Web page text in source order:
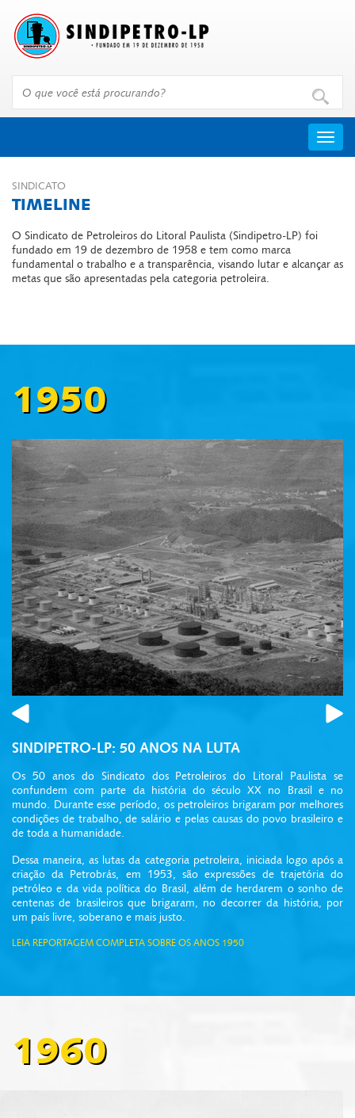
Menu
SINDICATO
TIMELINE
O Sindicato de Petroleiros do Litoral Paulista (Sindipetro-LP) foi
fundado em 19 de dezembro de 1958 e tem como marca
fundamental o trabalho e a transparência, visando lutar e alcançar as
metas que são apresentadas pela categoria petroleira.
1950
SINDIPETRO-LP: 50 ANOS NA LUTA
Os 50 anos do Sindicato dos Petroleiros do Litoral Paulista se
confundem com parte da história do século XX no Brasil e no
mundo. Durante esse período, os petroleiros brigaram por melhores
condições de trabalho, de salário e pelas causas do povo brasileiro e
de toda a humanidade.
Dessa maneira, as lutas da categoria petroleira, iniciada logo após a
criação da Petrobrás, em 1953, são expressões de trajetória do
petróleo e da vida política do Brasil, além de herdarem o sonho de
centenas de brasileiros que brigaram, no decorrer da história, por
um país livre, soberano e mais justo.
LEIA REPORTAGEM COMPLETA SOBRE OS ANOS 1950
1960